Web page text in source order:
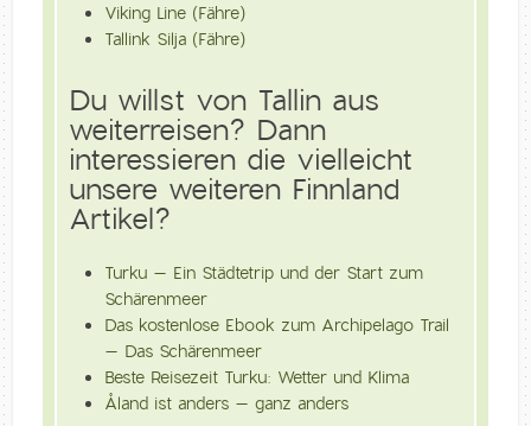
Viking Line (Fähre)
Tallink Silja (Fähre)
Du willst von Tallin aus
weiterreisen? Dann
interessieren die vielleicht
unsere weiteren Finnland
Artikel?
Turku – Ein Städtetrip und der Start zum
Schärenmeer
Das kostenlose Ebook zum Archipelago Trail
– Das Schärenmeer
Beste Reisezeit Turku: Wetter und Klima
Åland ist anders – ganz anders